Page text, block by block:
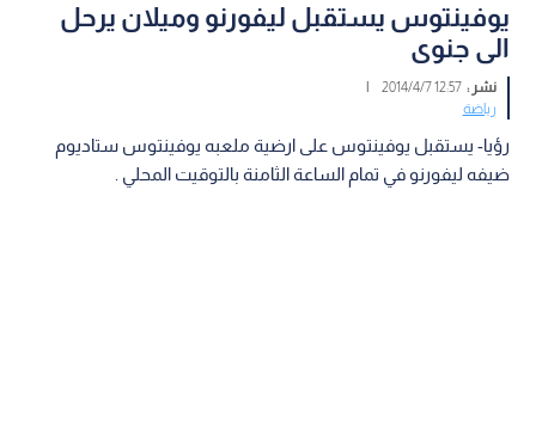
يوفينتوس يستقبل ليفورنو وميلان يرحل
الى جنوى
نشر :12:57 2014/4/7
|
رياضة
رؤيا- يستقبل يوفينتوس على ارضية ملعبه يوفينتوس ستاديوم
ضيفه ليفورنو في تمام الساعة الثامنة بالتوقيت المحلي .